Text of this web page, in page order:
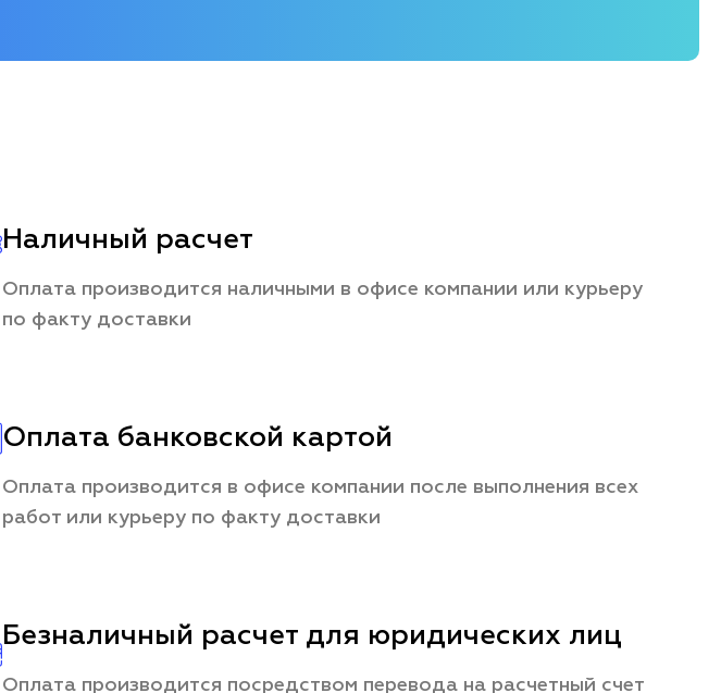
Наличный расчет
Оплата производится наличными в офисе компании или курьеру
по факту доставки
Оплата банковской картой
Оплата производится в офисе компании после выполнения всех
работ или курьеру по факту доставки
Безналичный расчет для юридических лиц
Оплата производится посредством перевода на расчетный счет